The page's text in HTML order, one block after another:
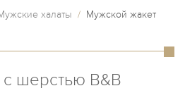
халаты / Мужской жакет
шерстью B&B